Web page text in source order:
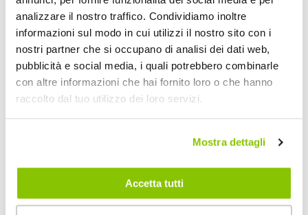
analizzare il nostro traffico. Condividiamo inoltre
informazioni sul modo in cui utilizzi il nostro sito con i
nostri partner che si occupano di analisi dei dati web,
pubblicità e social media, i quali potrebbero combinarle
con altre informazioni che hai fornito loro o che hanno
raccolto dal tuo utilizzo dei loro servizi.
Mostra dettagli
Accetta tutti
qualunque percorso su due ruote.
Leggi di piu' »